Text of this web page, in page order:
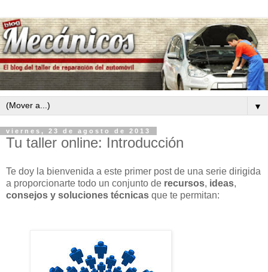
▼
viernes, 23 de agosto de 2013
Tu taller online: Introducción
Te doy la bienvenida a este primer post de una serie dirigida
a proporcionarte todo un conjunto de recursos, ideas,
consejos y soluciones técnicas que te permitan: